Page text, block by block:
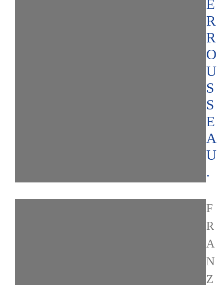
E
R
R
O
U
S
S
E
A
U
.
F
R
A
N
Z